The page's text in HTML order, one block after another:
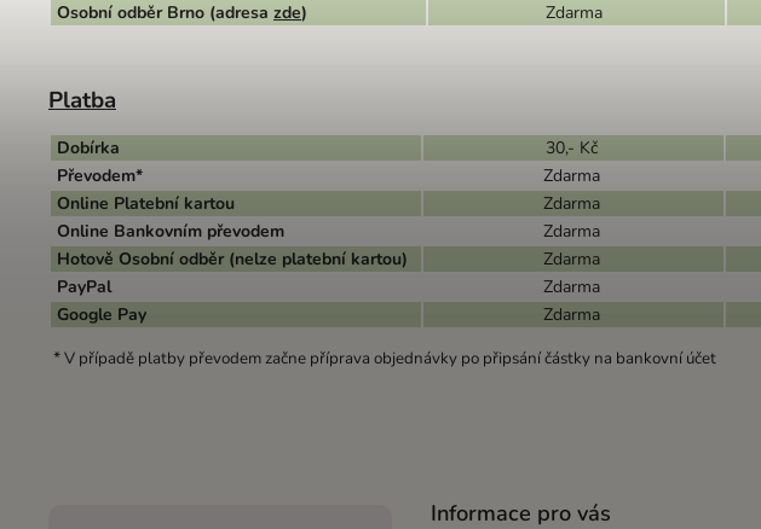
Osobní odběr Brno (adresa zde) Zdarma
Platba
Dobírka 30,- Kč
Převodem*
Zdarma
Online Platební kartou
Zdarma
Online Bankovním převodem
Zdarma
Hotově Osobní odběr (nelze platební kartou)
Zdarma
PayPal
Zdarma
Google Pay
Zdarma
*V případě platby převodem začne příprava objednávky po připsání částky na bankovní účet
Informace pro vás